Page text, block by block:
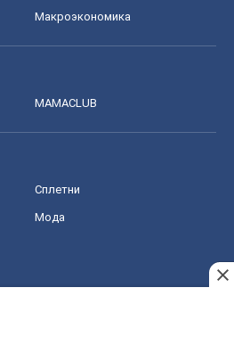
Mакроэкономика
MAMACLUB
Сплетни
Мода